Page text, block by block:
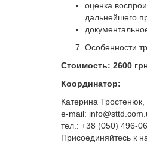
оценка
дальнейшего
Особенности
Стоимость: 2600
Координатор:
Катерина Тростенюк,
e-mail:
тел.: +38 (050) 496-
Присоединяйтесь к